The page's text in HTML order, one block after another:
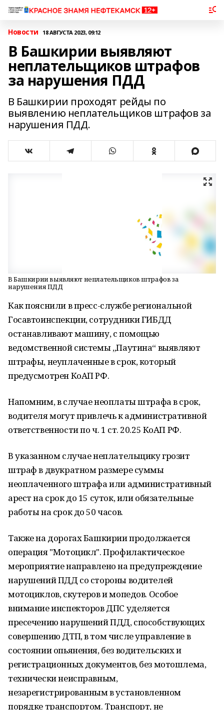
Новости 18 АВГУСТА 2023, 09:12
В Башкирии выявляют
неплательщиков штрафов
за нарушения ПДД
В Башкирии проходят рейды по
выявлению неплательщиков штрафов за
нарушения ПДД.
В Башкирии выявляют неплательщиков штрафов за
нарушения ПДД
Как пояснили в пресс-службе региональной
Госавтоинспекции, сотрудники ГИБДД
останавливают машину, с помощью
ведомственной системы „Паутина“ выявляют
штрафы, неуплаченные в срок, который
предусмотрен КоАП РФ.
Напомним, в случае неоплаты штрафа в срок,
водителя могут привлечь к административной
ответственности по ч. 1 ст. 20.25 КоАП РФ.
В указанном случае неплательщику грозит
штраф в двукратном размере суммы
неоплаченного штрафа или административный
арест на срок до 15 суток, или обязательные
работы на срок до 50 часов.
Также на дорогах Башкирии продолжается
операция "Мотоцикл". Профилактическое
мероприятие направлено на предупреждение
нарушений ПДД со стороны водителей
мотоциклов, скутеров и мопедов. Особое
внимание инспекторов ДПС уделяется
пресечению нарушений ПДД, способствующих
совершению ДТП, в том числе управление в
состоянии опьянения, без водительских и
регистрационных документов, без мотошлема,
технически неисправным,
незарегистрированным в установленном
порядке транспортом. Транспорт, не